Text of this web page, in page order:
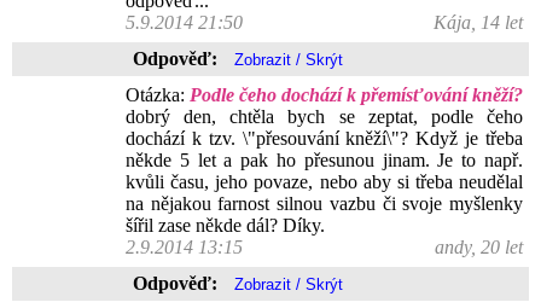
5.9.2014 21:50
Kája, 14 let
Odpověď:
Otázka: Podle čeho dochází k přemísťování kněží?
dobrý den, chtěla bych se zeptat, podle čeho
dochází k tzv. \"přesouvání kněží\"? Když je třeba
někde 5 let a pak ho přesunou jinam. Je to např.
kvůli času, jeho povaze, nebo aby si třeba neudělal
na nějakou farnost silnou vazbu či svoje myšlenky
šířil zase někde dál? Díky.
2.9.2014 13:15
andy, 20 let
Odpověď: